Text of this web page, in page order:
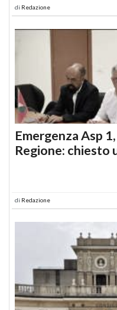
di Redazione
Emergenza Asp
Regione: chiesto
di Redazione